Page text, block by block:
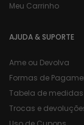
Meu Carrinho
AJUDA & SUPORTE
Ame ou Devolva
Formas de
Tabela de medidas
Trocas e